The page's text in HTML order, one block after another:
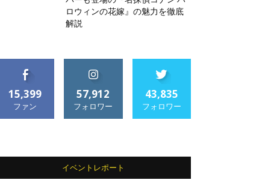
ロウィンの花嫁』の魅力を徹底
解説
15,399
ファン
57,912
フォロワー
43,835
フォロワー
イベントレポート